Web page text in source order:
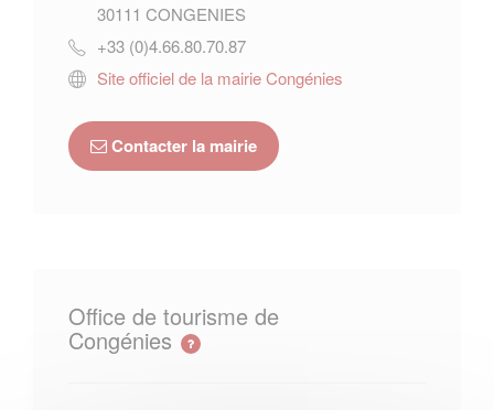
30111 CONGENIES
+33 (0)4.66.80.70.87
Site officiel de la mairie Congénies
Contacter la mairie
Office de tourisme de
Congénies